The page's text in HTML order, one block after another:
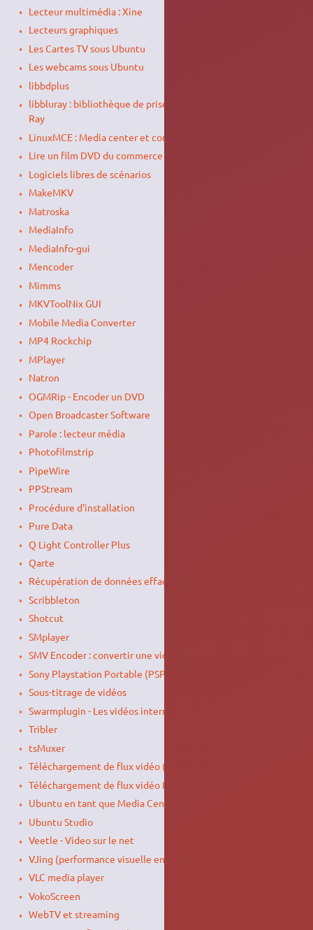
Lecteur multimédia : Xine
Lecteurs graphiques
Les Cartes TV sous Ubuntu
Les webcams sous Ubuntu
libbdplus
libbluray : bibliothèque de prise en charge des disques Blu-
Ray
LinuxMCE : Media center et contrôle de votre habitat
Lire un film DVD du commerce
Logiciels libres de scénarios
MakeMKV
Matroska
MediaInfo
MediaInfo-gui
Mencoder
Mimms
MKVToolNix GUI
Mobile Media Converter
MP4 Rockchip
MPlayer
Natron
OGMRip - Encoder un DVD
Open Broadcaster Software
Parole : lecteur média
Photofilmstrip
PipeWire
PPStream
Procédure d'installation
Pure Data
Q Light Controller Plus
Qarte
Récupération de données effacées : Photorec
Scribbleton
Shotcut
SMplayer
SMV Encoder : convertir une vidéo au format SMV
Sony Playstation Portable (PSP) & Linux Ubuntu
Sous-titrage de vidéos
Swarmplugin - Les vidéos internet en Pair à Pair
Tribler
tsMuxer
Téléchargement de flux vidéo (Youtube)
Téléchargement de flux vidéo Internet
Ubuntu en tant que Media Center
Ubuntu Studio
Veetle - Video sur le net
VJing (performance visuelle en temps réel)
VLC media player
VokoScreen
WebTV et streaming